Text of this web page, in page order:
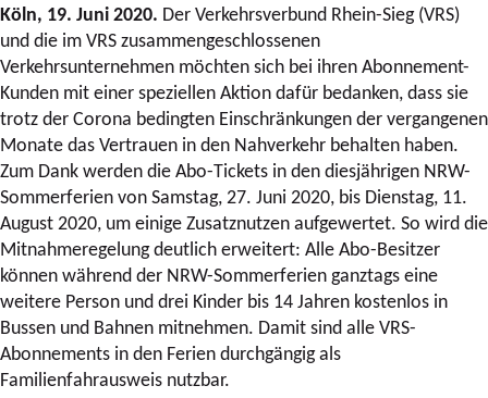
Köln, 19. Juni 2020. Der Verkehrsverbund Rhein-Sieg (VRS)
und die im VRS zusammengeschlossenen
Verkehrsunternehmen möchten sich bei ihren Abonnement-
Kunden mit einer speziellen Aktion dafür bedanken, dass sie
trotz der Corona bedingten Einschränkungen der vergangenen
Monate das Vertrauen in den Nahverkehr behalten haben.
Zum Dank werden die Abo-Tickets in den diesjährigen NRW-
Sommerferien von Samstag, 27. Juni 2020, bis Dienstag, 11.
August 2020, um einige Zusatznutzen aufgewertet. So wird die
Mitnahmeregelung deutlich erweitert: Alle Abo-Besitzer
können während der NRW-Sommerferien ganztags eine
weitere Person und drei Kinder bis 14 Jahren kostenlos in
Bussen und Bahnen mitnehmen. Damit sind alle VRS-
Abonnements in den Ferien durchgängig als
Familienfahrausweis nutzbar.